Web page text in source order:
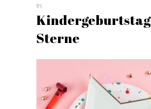
In
Kindergeburtstag
Sterne